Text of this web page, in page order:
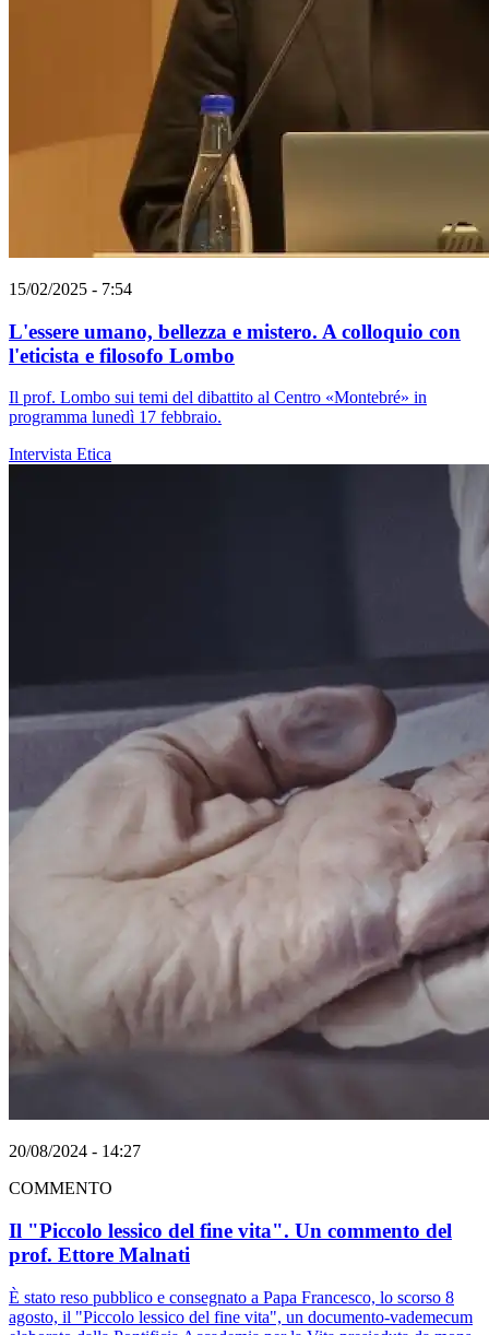
15/02/2025 - 7:54
L'essere umano, bellezza e mistero. A colloquio con
l'eticista e filosofo Lombo
Il prof. Lombo sui temi del dibattito al Centro «Montebré» in
programma lunedì 17 febbraio.
Intervista Etica
20/08/2024 - 14:27
COMMENTO
Il "Piccolo lessico del fine vita". Un commento del
prof. Ettore Malnati
È stato reso pubblico e consegnato a Papa Francesco, lo scorso 8
agosto, il "Piccolo lessico del fine vita", un documento-vademecum